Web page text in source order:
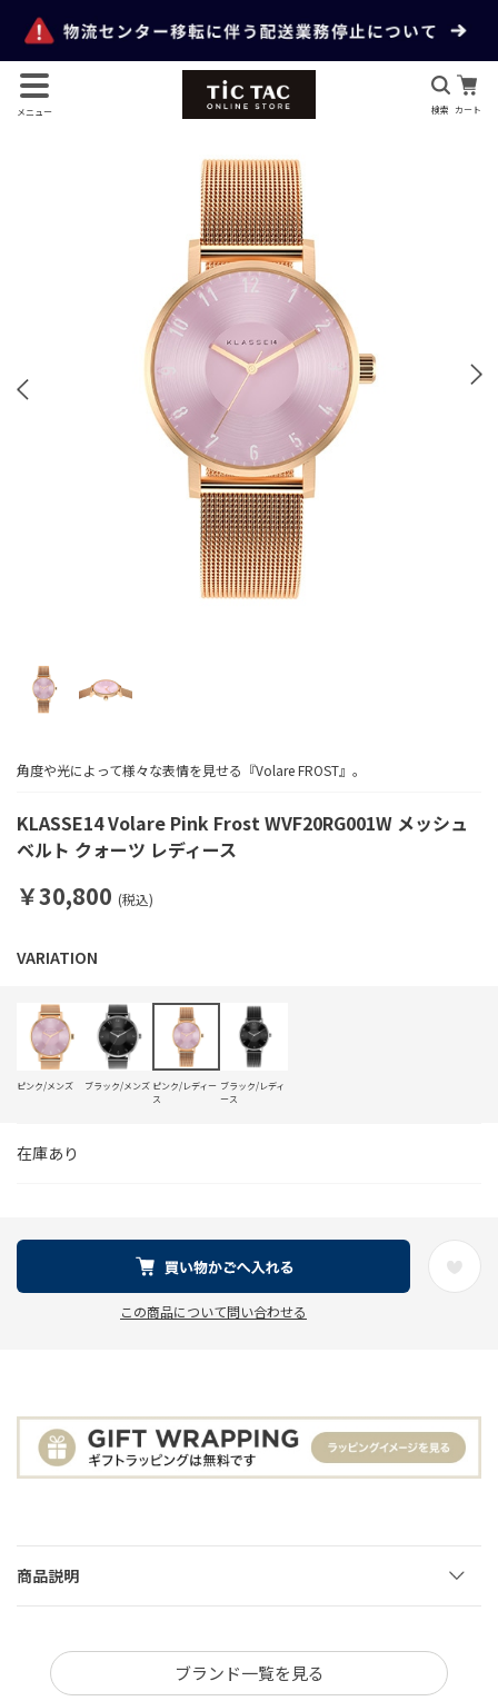
メニュー 検索 カート
KLASSE14 Volare Pink Frost WVF20RG001W メッシュ
ベルト クォーツ レディース
角度や光によって様々な表情を見せる『Volare FROST』。
￥30,800 (税込)
在庫あり
ピンク/メンズ ブラック/メンズ ピンク/レディー
ス
ブラック/レディ
ース
この商品について問い合わせる
商品説明
ブランド一覧を見る